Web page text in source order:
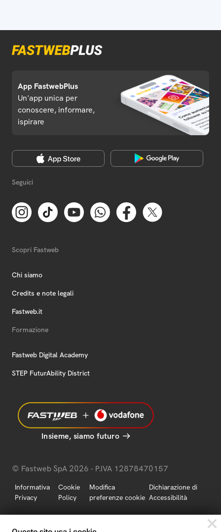
App FastwebPlus
Un'app unica per
conoscere, informare,
ispirare
Seguici
Scopri Fastweb
Chi siamo
Credits e note legali
Fastweb.it
Formazione
Fastweb Digital Academy
STEP FuturAbility District
Insieme, siamo futuro
© Fastweb SpA 2026 - P.IVA 12878470157
Informativa
Privacy
Cookie
Policy
Modifica
preferenze cookie
Dichiarazione di
Accessibilità